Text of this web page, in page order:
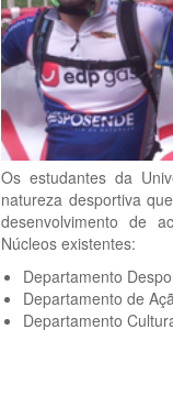
Os estudantes da
natureza desportiva
desenvolvimento de
Núcleos existentes:
Departamento
Departamento de
Departamento